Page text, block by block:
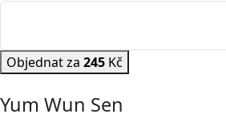
Objednat za 245 Kč
Yum Wun Sen